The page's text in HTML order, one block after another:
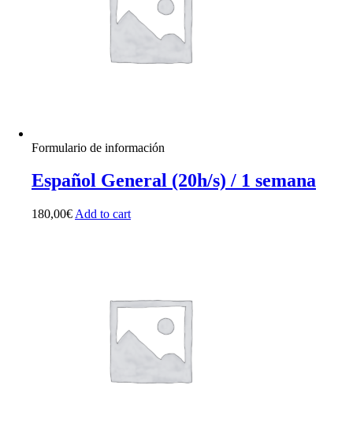
Formulario de información
Español General (20h/s) / 1 semana
180,00€ Add to cart